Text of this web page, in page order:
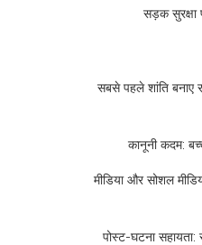
सड़क सुरक्षा
सबसे पहले शांति
कानूनी कदम:
मीडिया और सोशल
पोस्ट-घटना